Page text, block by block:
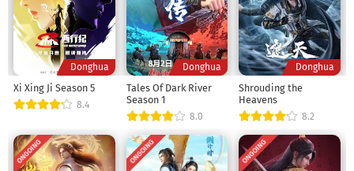
Donghua
Xi Xing Ji Season 5
8.4
Donghua
Tales Of Dark River
Season 1
8.0
Donghua
Shrouding the
Heavens
8.2
ONGOING ONGOING ONGOING